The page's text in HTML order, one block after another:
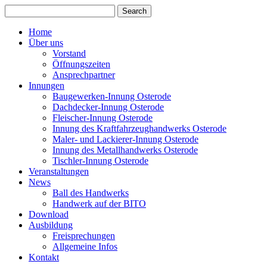
Home
Über uns
Vorstand
Öffnungszeiten
Ansprechpartner
Innungen
Baugewerken-Innung Osterode
Dachdecker-Innung Osterode
Fleischer-Innung Osterode
Innung des Kraftfahrzeughandwerks Osterode
Maler- und Lackierer-Innung Osterode
Innung des Metallhandwerks Osterode
Tischler-Innung Osterode
Veranstaltungen
News
Ball des Handwerks
Handwerk auf der BITO
Download
Ausbildung
Freisprechungen
Allgemeine Infos
Kontakt